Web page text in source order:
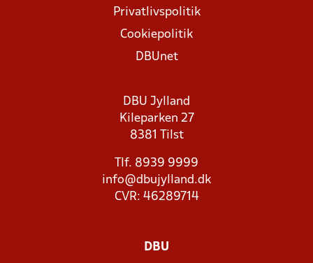
Privatlivspolitik
Cookiepolitik
DBUnet
DBU Jylland
Kileparken 27
8381 Tilst
Tlf. 8939 9999
info@dbujylland.dk
CVR: 46289714
DBU